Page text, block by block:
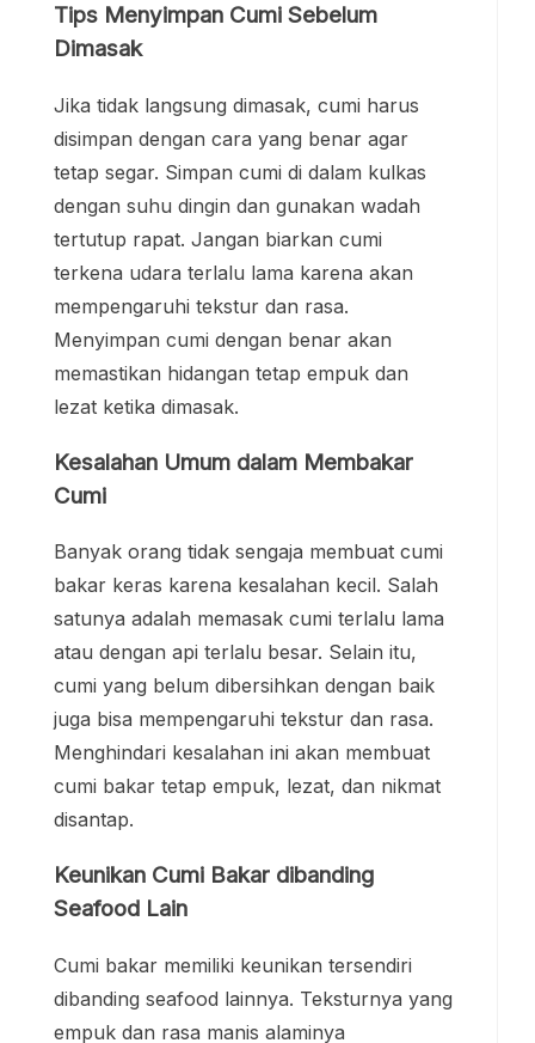
Tips Menyimpan Cumi Sebelum
Dimasak
Jika tidak langsung dimasak, cumi harus
disimpan dengan cara yang benar agar
tetap segar. Simpan cumi di dalam kulkas
dengan suhu dingin dan gunakan wadah
tertutup rapat. Jangan biarkan cumi
terkena udara terlalu lama karena akan
mempengaruhi tekstur dan rasa.
Menyimpan cumi dengan benar akan
memastikan hidangan tetap empuk dan
lezat ketika dimasak.
Kesalahan Umum dalam Membakar
Cumi
Banyak orang tidak sengaja membuat cumi
bakar keras karena kesalahan kecil. Salah
satunya adalah memasak cumi terlalu lama
atau dengan api terlalu besar. Selain itu,
cumi yang belum dibersihkan dengan baik
juga bisa mempengaruhi tekstur dan rasa.
Menghindari kesalahan ini akan membuat
cumi bakar tetap empuk, lezat, dan nikmat
disantap.
Keunikan Cumi Bakar dibanding
Seafood Lain
Cumi bakar memiliki keunikan tersendiri
dibanding seafood lainnya. Teksturnya yang
empuk dan rasa manis alaminya